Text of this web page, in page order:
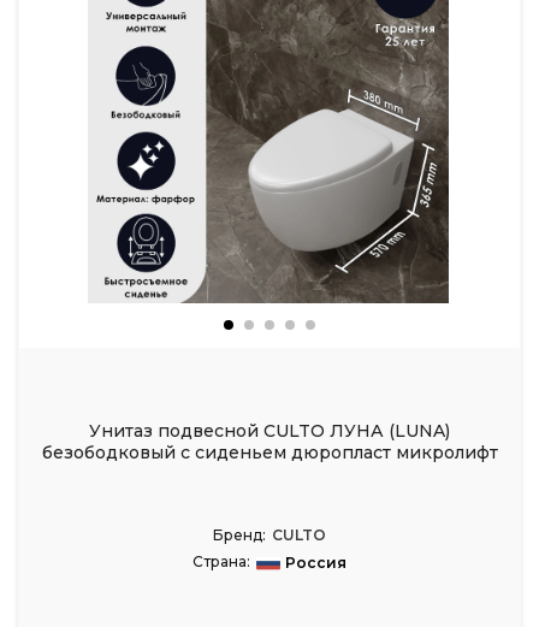
Унитаз подвесной CULTO ЛУНА (LUNA)
безободковый с сиденьем дюропласт микролифт
Бренд: CULTO
Страна:
Россия